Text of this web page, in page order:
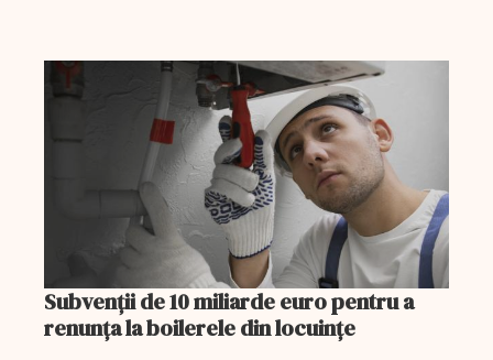
Subvenții de 10 miliarde euro pentru a
renunța la boilerele din locuințe